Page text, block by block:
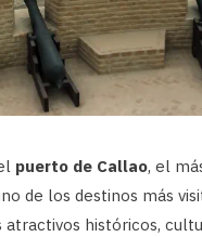
puerto de Callao, el
de los destinos más
históricos,